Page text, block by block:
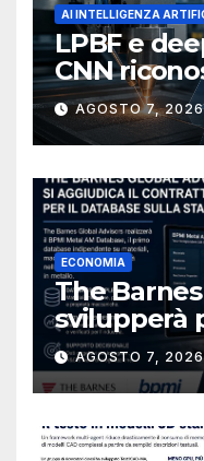
AI INTELLIGENZA
LPBF e
CNN
del bagno
AGOSTO 7,
ECONOMIA
The
svilupperà
database
metallica
navale
AGOSTO 7,